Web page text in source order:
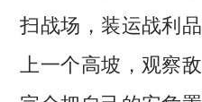
扫战场，装运战利
上一个高坡，观察